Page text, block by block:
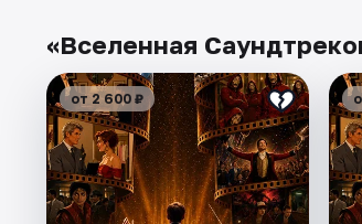
«Вселенная
от 2 600 ₽